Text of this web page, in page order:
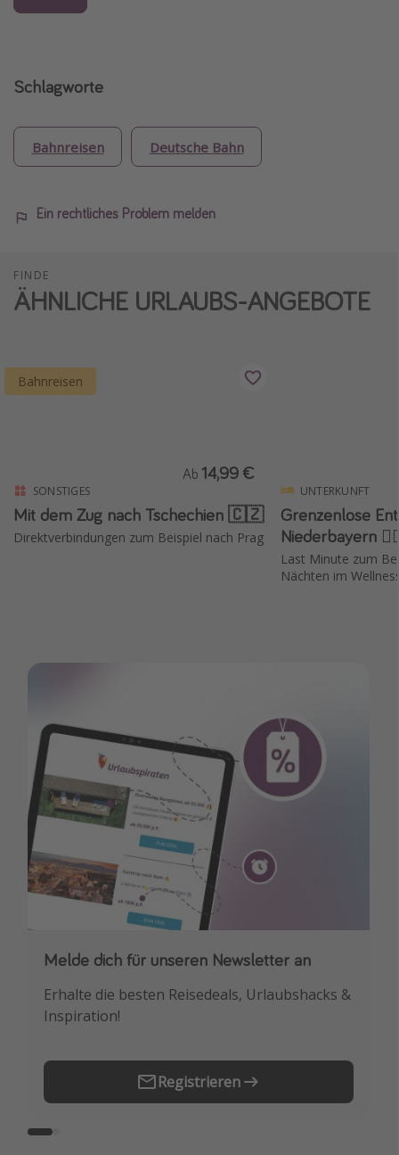
Schlagworte
Bahnreisen Deutsche Bahn
Ein rechtliches Problem melden
FINDE
ÄHNLICHE URLAUBS-ANGEBOTE
Bahnreisen
SONSTIGES
Mit dem Zug nach Tschechien 🇨🇿
Direktverbindungen zum Beispiel nach Prag
Ab 14,99 €
UNTERKUNFT
Grenzenlose
Niederbayern
Last Minute zum
Nächten im
Melde dich für unseren Newsletter an
Erhalte die besten Reisedeals, Urlaubshacks &
Inspiration!
Registrieren
Downloade unsere App
Buche die besten Reiseschnäppchen als
Erstes.